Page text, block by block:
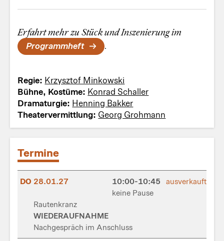
Erfahrt mehr zu Stück und Inszenierung im
Programmheft
.
Regie: Krzysztof Minkowski
Bühne, Kostüme: Konrad Schaller
Dramaturgie: Henning Bakker
Theatervermittlung: Georg Grohmann
Termine
DO 28.01.27
10:00-10:45
keine Pause
Rautenkranz
WIEDERAUFNAHME
Nachgespräch im Anschluss
ausverkauft